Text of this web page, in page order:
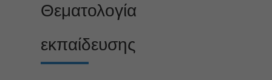
Θεματολογία
εκπαίδευσης